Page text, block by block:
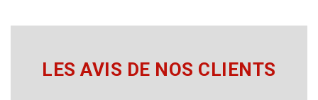
LES AVIS DE NOS CLIENTS